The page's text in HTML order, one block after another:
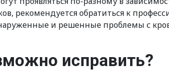
рекомендуется обратиться к
и решенные проблемы с
исправить?